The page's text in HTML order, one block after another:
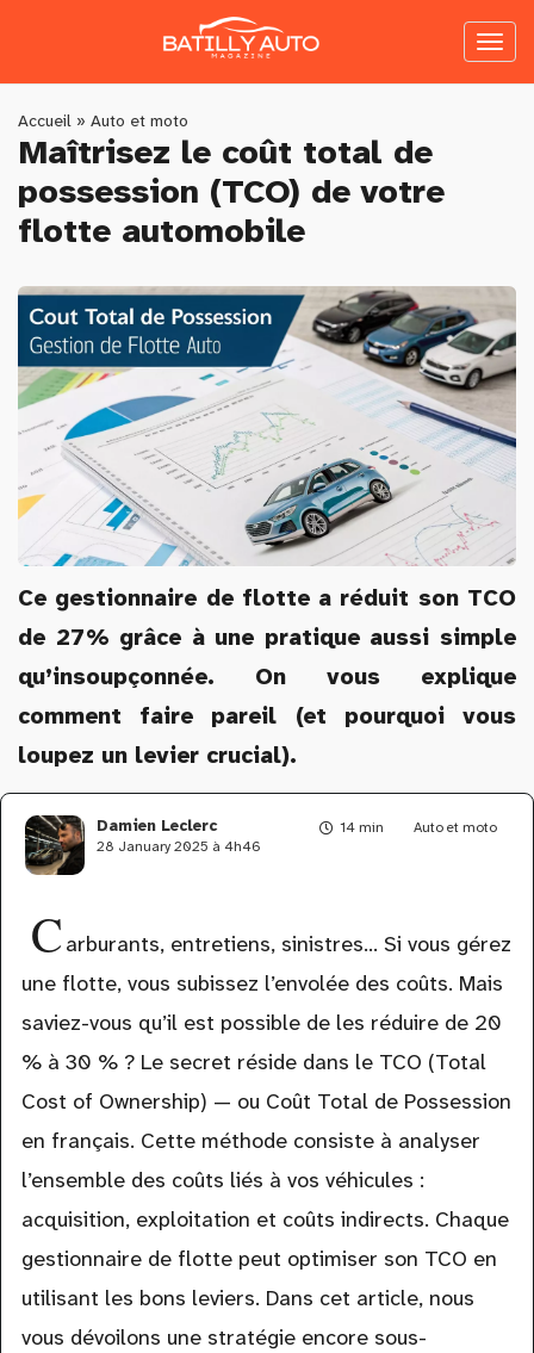
content
You
are
here
Accueil » Auto et moto
Maîtrisez le coût total de
possession (TCO) de votre
flotte automobile
Ce gestionnaire de flotte a réduit son TCO
de 27% grâce à une pratique aussi simple
qu’insoupçonnée. On vous explique
comment faire pareil (et pourquoi vous
loupez un levier crucial).
14 min Auto et moto
Damien Leclerc
28 January 2025 à 4h46
C arburants, entretiens, sinistres… Si vous gérez
une flotte, vous subissez l’envolée des coûts. Mais
saviez-vous qu’il est possible de les réduire de 20
% à 30 % ? Le secret réside dans le TCO (Total
Cost of Ownership) — ou Coût Total de Possession
en français. Cette méthode consiste à analyser
l’ensemble des coûts liés à vos véhicules :
acquisition, exploitation et coûts indirects. Chaque
gestionnaire de flotte peut optimiser son TCO en
utilisant les bons leviers. Dans cet article, nous
vous dévoilons une stratégie encore sous-